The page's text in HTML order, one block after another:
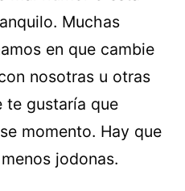
Muchas
en que cambie
nosotras u otras
te gustaría que
momento. Hay que
jodonas.